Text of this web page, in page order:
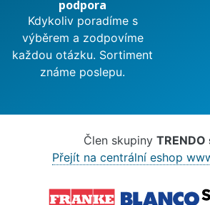
podpora
Kdykoliv poradíme s
výběrem a zodpovíme
každou otázku. Sortiment
známe poslepu.
Člen skupiny TRENDO
Přejít na centrální eshop